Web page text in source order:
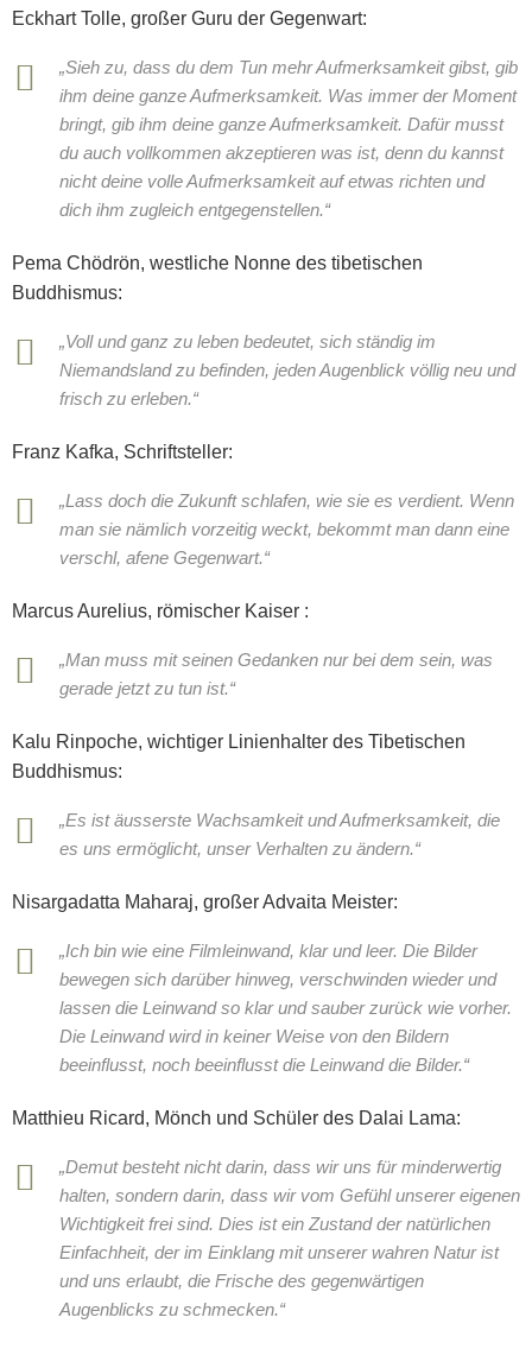
Eckhart Tolle, großer Guru der Gegenwart:
„Sieh zu, dass du dem Tun mehr Aufmerksamkeit gibst, gib
ihm deine ganze Aufmerksamkeit. Was immer der Moment
bringt, gib ihm deine ganze Aufmerksamkeit. Dafür musst
du auch vollkommen akzeptieren was ist, denn du kannst
nicht deine volle Aufmerksamkeit auf etwas richten und
dich ihm zugleich entgegenstellen.“
Pema Chödrön, westliche Nonne des tibetischen
Buddhismus:
„Voll und ganz zu leben bedeutet, sich ständig im
Niemandsland zu befinden, jeden Augenblick völlig neu und
frisch zu erleben.“
Franz Kafka, Schriftsteller:
„Lass doch die Zukunft schlafen, wie sie es verdient. Wenn
man sie nämlich vorzeitig weckt, bekommt man dann eine
verschl, afene Gegenwart.“
Marcus Aurelius, römischer Kaiser :
„Man muss mit seinen Gedanken nur bei dem sein, was
gerade jetzt zu tun ist.“
Kalu Rinpoche, wichtiger Linienhalter des Tibetischen
Buddhismus:
„Es ist äusserste Wachsamkeit und Aufmerksamkeit, die
es uns ermöglicht, unser Verhalten zu ändern.“
Nisargadatta Maharaj, großer Advaita Meister:
„Ich bin wie eine Filmleinwand, klar und leer. Die Bilder
bewegen sich darüber hinweg, verschwinden wieder und
lassen die Leinwand so klar und sauber zurück wie vorher.
Die Leinwand wird in keiner Weise von den Bildern
beeinflusst, noch beeinflusst die Leinwand die Bilder.“
Matthieu Ricard, Mönch und Schüler des Dalai Lama:
„Demut besteht nicht darin, dass wir uns für minderwertig
halten, sondern darin, dass wir vom Gefühl unserer eigenen
Wichtigkeit frei sind. Dies ist ein Zustand der natürlichen
Einfachheit, der im Einklang mit unserer wahren Natur ist
und uns erlaubt, die Frische des gegenwärtigen
Augenblicks zu schmecken.“